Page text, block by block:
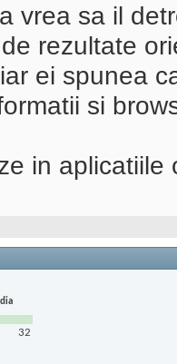
vrea sa il
rezultate
ei spunea
si
in aplicatiile
32